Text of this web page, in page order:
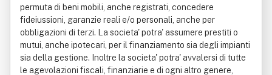
permuta di beni mobili, anche registrati, concedere
fideiussioni, garanzie reali e/o personali, anche per
obbligazioni di terzi. La societa' potra' assumere prestiti o
mutui, anche ipotecari, per il finanziamento sia degli impianti
sia della gestione. Inoltre la societa' potra' avvalersi di tutte
le agevolazioni fiscali, finanziarie e di ogni altro genere,